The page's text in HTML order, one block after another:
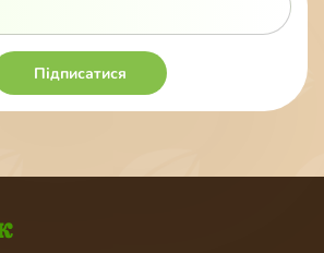
Підписатися